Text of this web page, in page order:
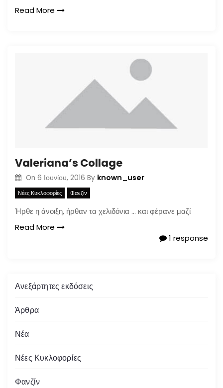
Read More
Valeriana’s Collage
On 6 Ιουνίου, 2016 By known_user
Νέες Κυκλοφορίες Φανζίν
Ήρθε η άνοιξη, ήρθαν τα χελιδόνια … και φέρανε μαζί
Read More
1 response
Ανεξάρτητες εκδόσεις
Άρθρα
Νέα
Νέες Κυκλοφορίες
Φανζίν